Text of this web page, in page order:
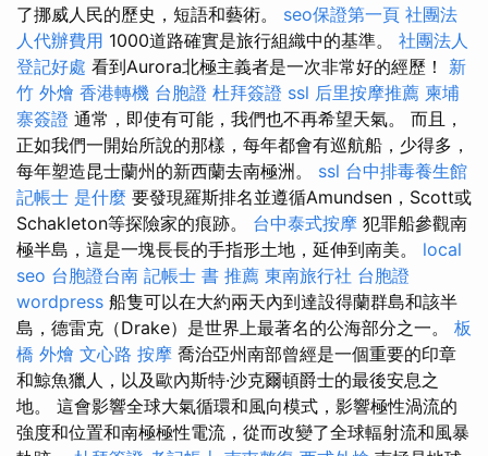
了挪威人民的歷史，短語和藝術。 seo保證第一頁 社團法
人代辦費用 1000道路確實是旅行組織中的基準。 社團法人
登記好處 看到Aurora北極主義者是一次非常好的經歷！ 新
竹 外燴 香港轉機 台胞證 杜拜簽證 ssl 后里按摩推薦 柬埔
寨簽證 通常，即使有可能，我們也不再希望天氣。 而且，
正如我們一開始所說的那樣，每年都會有巡航船，少得多，
每年塑造昆士蘭州的新西蘭去南極洲。 ssl 台中排毒養生館
記帳士 是什麼 要發現羅斯排名並遵循Amundsen，Scott或
Schakleton等探險家的痕跡。 台中泰式按摩 犯罪船參觀南
極半島，這是一塊長長的手指形土地，延伸到南美。 local
seo 台胞證台南 記帳士 書 推薦 東南旅行社 台胞證
wordpress 船隻可以在大約兩天內到達設得蘭群島和該半
島，德雷克（Drake）是世界上最著名的公海部分之一。 板
橋 外燴 文心路 按摩 喬治亞州南部曾經是一個重要的印章
和鯨魚獵人，以及歐內斯特·沙克爾頓爵士的最後安息之
地。 這會影響全球大氣循環和風向模式，影響極性渦流的
強度和位置和南極極性電流，從而改變了全球輻射流和風暴